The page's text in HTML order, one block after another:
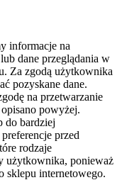
informacje na
dane przeglądania w
Za zgodą użytkownika
pozyskane dane.
na przetwarzanie
powyżej.
do bardziej
przed
rodzaje
użytkownika, ponieważ
sklepu internetowego.